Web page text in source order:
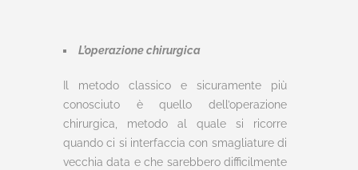
L’operazione chirurgica
Il metodo classico e sicuramente più
conosciuto è quello dell’operazione
chirurgica, metodo al quale si ricorre
quando ci si interfaccia con smagliature di
vecchia data e che sarebbero difficilmente